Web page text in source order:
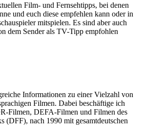
Film- und Fernsehtipps, bei denen
und euch diese empfehlen kann oder in
mitspielen. Es sind aber auch
dem Sender als TV-Tipp empfohlen
Informationen zu einer Vielzahl von
Filmen. Dabei beschäftige ich
Filmen, DEFA-Filmen und Filmen des
(DFF), nach 1990 mit gesamtdeutschen